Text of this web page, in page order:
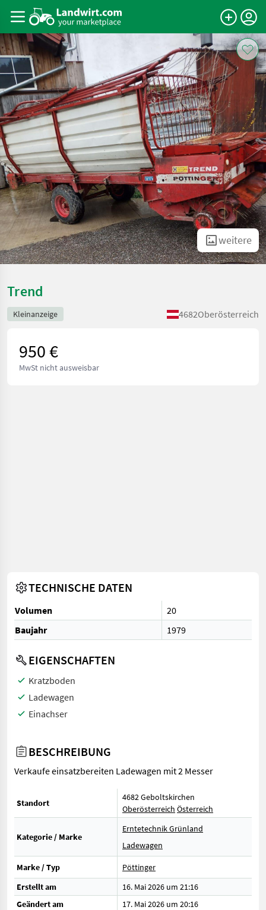
weitere
Trend
Kleinanzeige 4682Oberösterreich
950 €
MwSt nicht ausweisbar
TECHNISCHE DATEN
Volumen
20
Baujahr
1979
EIGENSCHAFTEN
Kratzboden
Ladewagen
Einachser
BESCHREIBUNG
Verkaufe einsatzbereiten Ladewagen mit 2 Messer
Standort
4682 Geboltskirchen
Oberösterreich Österreich
Kategorie / Marke
Erntetechnik Grünland
Ladewagen
Marke / Typ
Pöttinger
Erstellt am
16. Mai 2026 um 21:16
Geändert am
17. Mai 2026 um 20:16